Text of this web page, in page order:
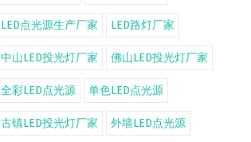
LED点光源生产厂家 LED路灯厂家
中山LED投光灯厂家 佛山LED投光灯厂家
全彩LED点光源 单色LED点光源
古镇LED投光灯厂家 外墙LED点光源